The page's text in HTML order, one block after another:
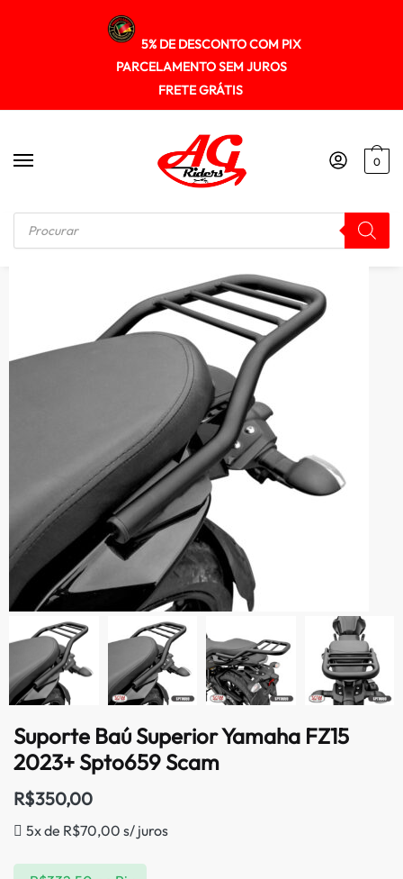
5% DE DESCONTO COM PIX
PARCELAMENTO SEM JUROS
FRETE GRÁTIS
0
Início / SUPORTE DE BAU Suporte Baú Superior Yamaha FZ15 2023+ Spto659 Scam
Suporte Baú Superior Yamaha FZ15
2023+ Spto659 Scam
R$350,00
5x de R$70,00 s/ juros